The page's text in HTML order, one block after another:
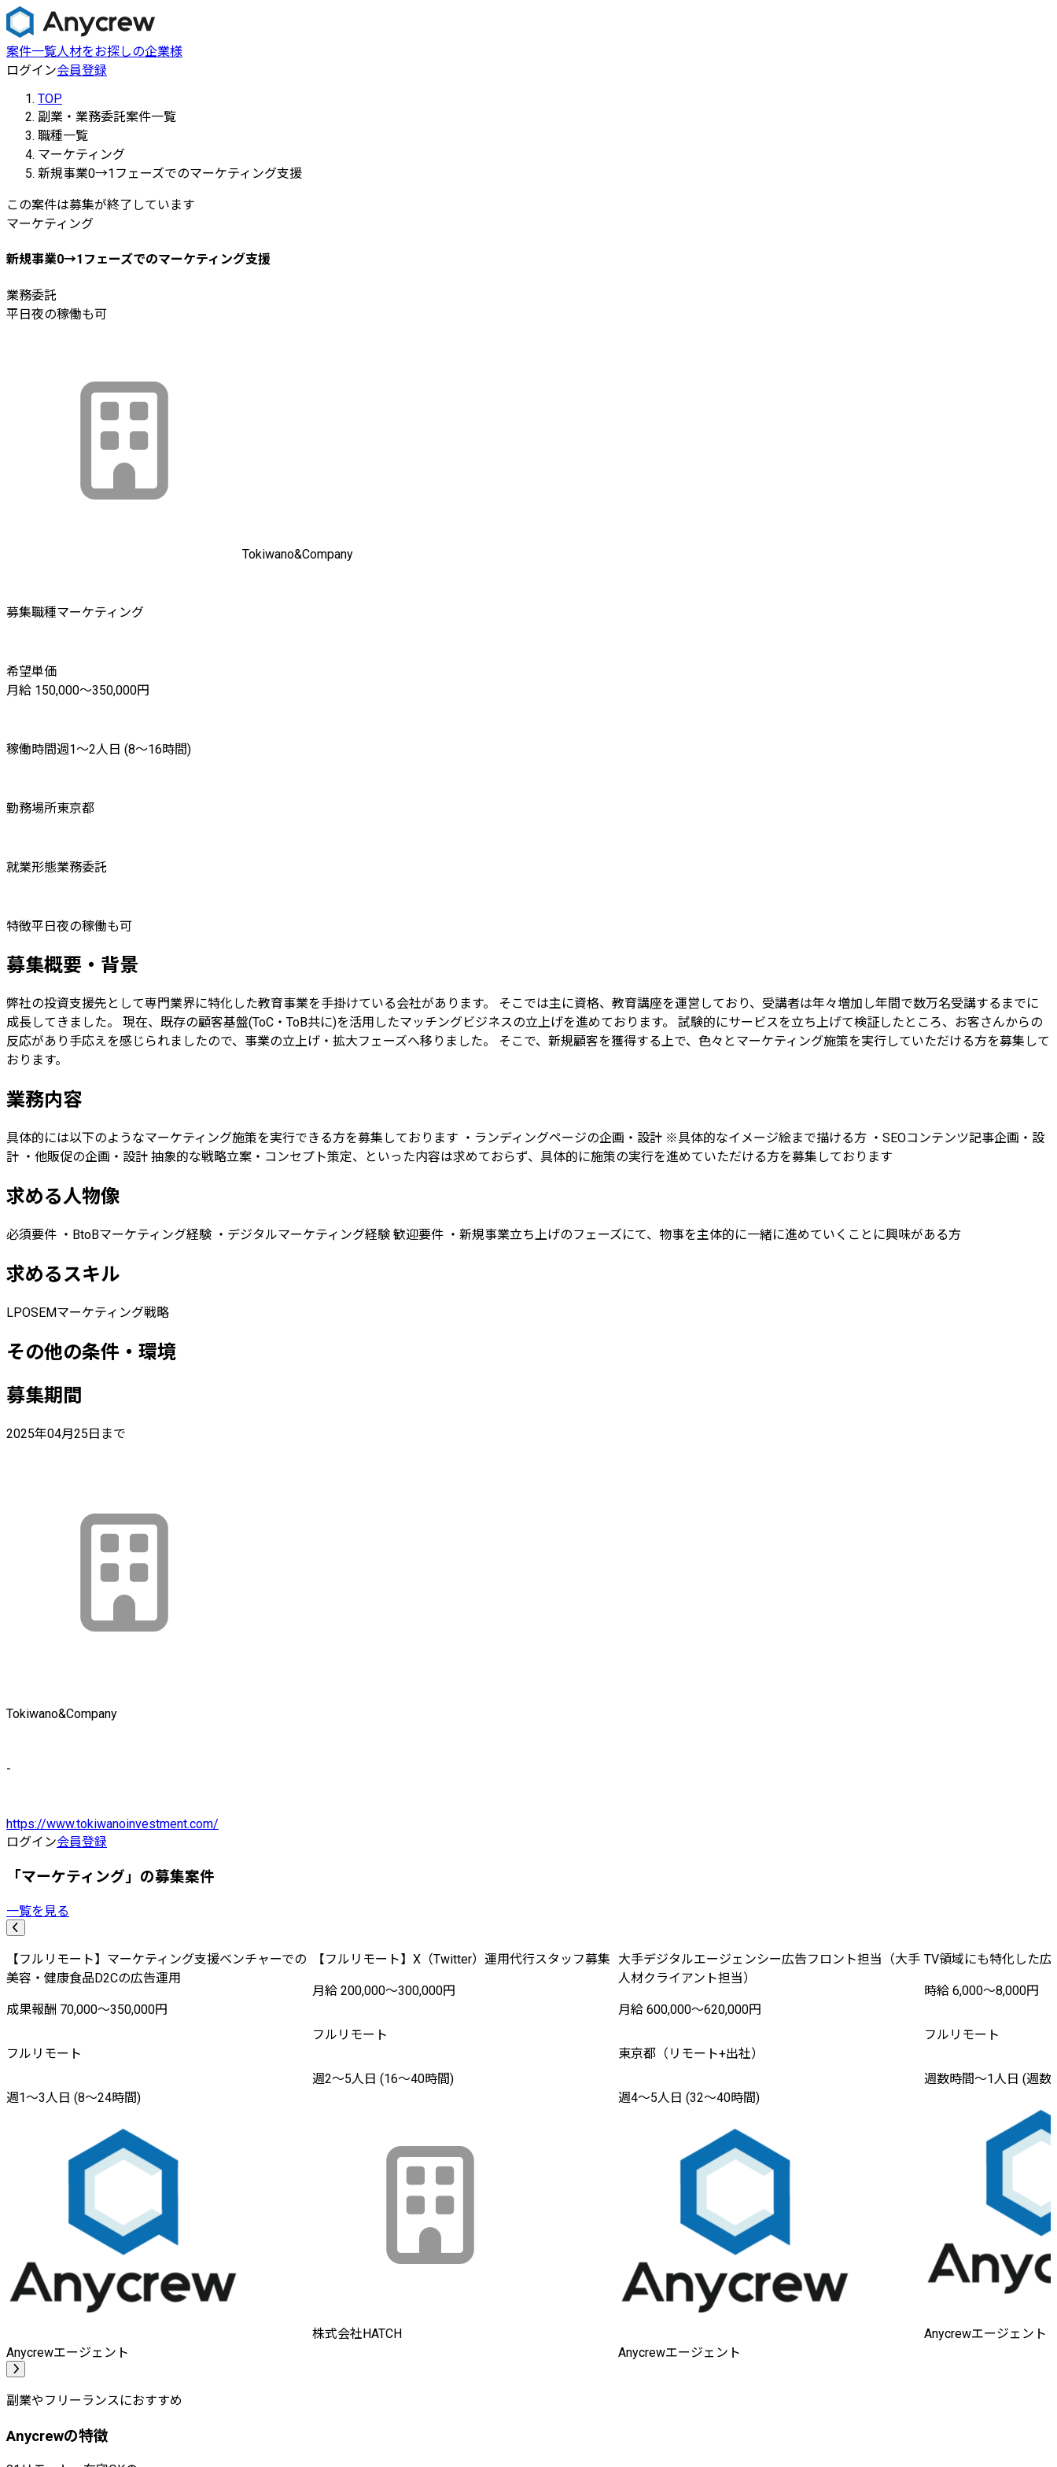
案件一覧人材をお探しの企業様
ログイン会員登録
TOP
副業・業務委託案件一覧
職種一覧
マーケティング
新規事業0→1フェーズでのマーケティング支援
この案件は募集が終了しています
マーケティング
新規事業0→1フェーズでのマーケティング支援
業務委託
平日夜の稼働も可
Tokiwano&Company
募集職種マーケティング
希望単価
月給 150,000〜350,000円
稼働時間週1〜2人日 (8〜16時間)
勤務場所東京都
就業形態業務委託
特徴平日夜の稼働も可
募集概要・背景
弊社の投資支援先として専門業界に特化した教育事業を手掛けている会社があります。 そこでは主に資格、教育講座を運営しており、受講者は年々増加し年間で数万名受講するまでに
成長してきました。 現在、既存の顧客基盤(ToC・ToB共に)を活用したマッチングビジネスの立上げを進めております。 試験的にサービスを立ち上げて検証したところ、お客さんからの
反応があり手応えを感じられましたので、事業の立上げ・拡大フェーズへ移りました。 そこで、新規顧客を獲得する上で、色々とマーケティング施策を実行していただける方を募集して
おります。
業務内容
具体的には以下のようなマーケティング施策を実行できる方を募集しております ・ランディングページの企画・設計 ※具体的なイメージ絵まで描ける方 ・SEOコンテンツ記事企画・設
計 ・他販促の企画・設計 抽象的な戦略立案・コンセプト策定、といった内容は求めておらず、具体的に施策の実行を進めていただける方を募集しております
求める人物像
必須要件 ・BtoBマーケティング経験 ・デジタルマーケティング経験 歓迎要件 ・新規事業立ち上げのフェーズにて、物事を主体的に一緒に進めていくことに興味がある方
求めるスキル
LPOSEMマーケティング戦略
その他の条件・環境
募集期間
2025年04月25日まで
Tokiwano&Company
-
https://www.tokiwanoinvestment.com/
ログイン会員登録
「マーケティング」の募集案件
一覧を見る
【フルリモート】マーケティング支援ベンチャーでの
美容・健康食品D2Cの広告運用
成果報酬 70,000〜350,000円
フルリモート
週1〜3人日 (8〜24時間)
Anycrewエージェント
【フルリモート】X（Twitter）運用代行スタッフ募集
月給 200,000〜300,000円
フルリモート
週2〜5人日 (16〜40時間)
株式会社HATCH
大手デジタルエージェンシー広告フロント担当（大手
人材クライアント担当）
月給 600,000〜620,000円
東京都（リモート+出社）
週4〜5人日 (32〜40時間)
Anycrewエージェント
TV領域にも特化した
時給 6,000〜8,000円
フルリモート
週数時間〜1人日 (週数
Anycrewエージェント
副業やフリーランスにおすすめ
Anycrewの特徴